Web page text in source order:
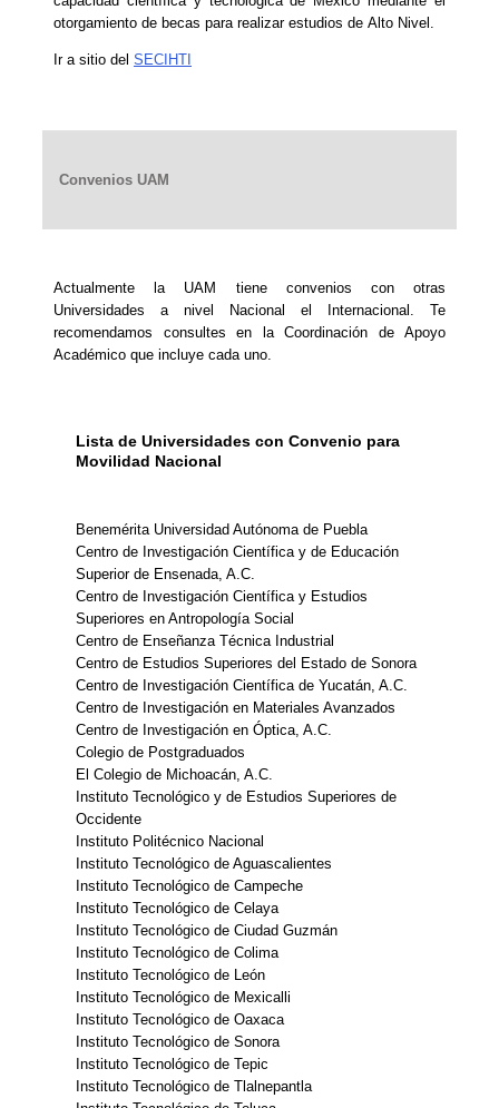
otorgamiento de becas para realizar estudios de Alto Nivel.
Ir a sitio del SECIHTI
Convenios UAM
Actualmente la UAM tiene convenios con otras
Universidades a nivel Nacional el Internacional. Te
recomendamos consultes en la Coordinación de Apoyo
Académico que incluye cada uno.
Lista de Universidades con Convenio para
Movilidad Nacional
Benemérita Universidad Autónoma de Puebla
Centro de Investigación Científica y de Educación
Superior de Ensenada, A.C.
Centro de Investigación Científica y Estudios
Superiores en Antropología Social
Centro de Enseñanza Técnica Industrial
Centro de Estudios Superiores del Estado de Sonora
Centro de Investigación Científica de Yucatán, A.C.
Centro de Investigación en Materiales Avanzados
Centro de Investigación en Óptica, A.C.
Colegio de Postgraduados
El Colegio de Michoacán, A.C.
Instituto Tecnológico y de Estudios Superiores de
Occidente
Instituto Politécnico Nacional
Instituto Tecnológico de Aguascalientes
Instituto Tecnológico de Campeche
Instituto Tecnológico de Celaya
Instituto Tecnológico de Ciudad Guzmán
Instituto Tecnológico de Colima
Instituto Tecnológico de León
Instituto Tecnológico de Mexicalli
Instituto Tecnológico de Oaxaca
Instituto Tecnológico de Sonora
Instituto Tecnológico de Tepic
Instituto Tecnológico de Tlalnepantla